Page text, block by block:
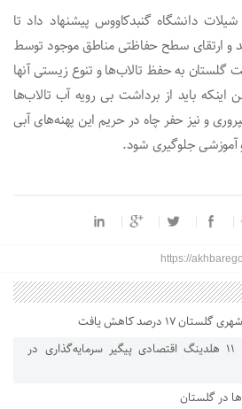
دانشگاه گنبدکاووس پیشنهاد داد تا
و ارتقای سطح حفاظتی مناطق موجود توسط
به حفظ تالاب‌ها و تنوع زیستی آنها
باید از برداشت بی رویه آب تالاب‌ها
و نیز حفر چاه در حریم این پهنه‌های آبی
آموزشی جلوگیری شود.
https://
درصد کاهش یافت
استاندار: بابک زنجانی با ۱۱ هلدینگ اقتصادی پیگیر سرمایه‌گذاری در